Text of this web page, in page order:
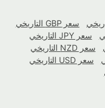
سعر GBP التاريخي
سعر JPY التاريخي
سعر NZD التاريخي
سعر USD التاريخي